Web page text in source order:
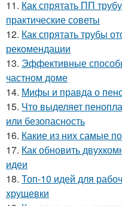
11. Как спрятать ПП
практические советы
12. Как спрятать трубы
рекомендации
13. Эффективные
частном доме
14. Мифы и правда о
15. Что выделяет
или безопасность
16. Какие из них самые
17. Как обновить
идеи
18. Топ-10 идей для
хрущевки